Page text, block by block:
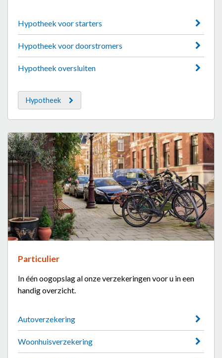
Hypotheek voor starters
Hypotheek voor doorstromers
Hypotheek oversluiten
Hypotheek
Particulier
In één oogopslag al onze verzekeringen voor u in een
handig overzicht.
Autoverzekering
Woonhuisverzekering